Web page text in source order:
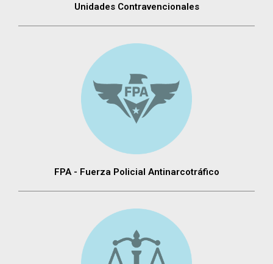
Unidades Contravencionales
FPA - Fuerza Policial Antinarcotráfico